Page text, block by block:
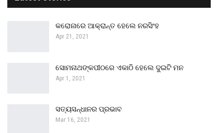
କରୋନାରେ ଆକ୍ରାନ୍ତ ହେଲେ ନରସିଂହ
Apr 21, 2021
ସୋମନାଥଙ୍କପୀଠରେ ଏକାଠି ହେଲେ ଦୁଇଟି ମନ
Apr 1, 2021
ସତ୍ୟସନ୍ଧାନର ପ୍ରଭାବ
Mar 16, 2021